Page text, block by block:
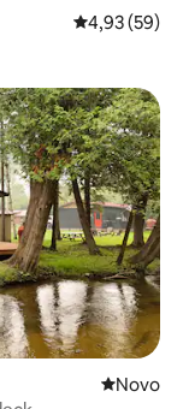
4,93 de uma
4,93 (59)
Novo
Novo